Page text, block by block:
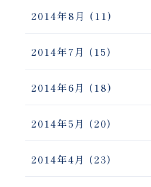
2014年8月 (11)
2014年7月 (15)
2014年6月 (18)
2014年5月 (20)
2014年4月 (23)